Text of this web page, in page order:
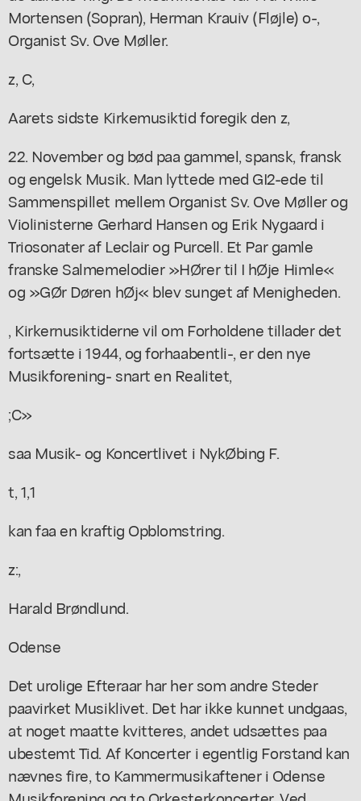
Mortensen (Sopran), Herman Krauiv (Fløjle) o-,
Organist Sv. Ove Møller.
z, C,
Aarets sidste Kirkemusiktid foregik den z,
22. November og bød paa gammel, spansk, fransk
og engelsk Musik. Man lyttede med GI2-ede til
Sammenspillet mellem Organist Sv. Ove Møller og
Violinisterne Gerhard Hansen og Erik Nygaard i
Triosonater af Leclair og Purcell. Et Par gamle
franske Salmemelodier »HØrer til I hØje Himle«
og »GØr Døren hØj« blev sunget af Menigheden.
, Kirkernusiktiderne vil om Forholdene tillader det
fortsætte i 1944, og forhaabentli-, er den nye
Musikforening- snart en Realitet,
;C»
saa Musik- og Koncertlivet i NykØbing F.
t, 1,1
kan faa en kraftig Opblomstring.
z:,
Harald Brøndlund.
Odense
Det urolige Efteraar har her som andre Steder
paavirket Musiklivet. Det har ikke kunnet undgaas,
at noget maatte kvitteres, andet udsættes paa
ubestemt Tid. Af Koncerter i egentlig Forstand kan
nævnes fire, to Kammermusikaftener i Odense